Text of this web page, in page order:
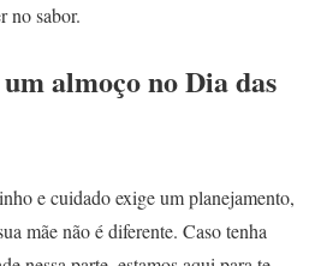
no sabor.
almoço no Dia das
e cuidado exige um planejamento,
mãe não é diferente. Caso tenha